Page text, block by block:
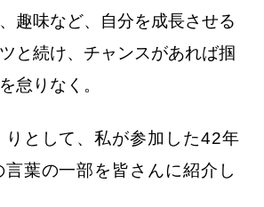
趣味など、自分を成長させる
と続け、チャンスがあれば掴
怠りなく。
りとして、私が参加した42年
葉の一部を皆さんに紹介し